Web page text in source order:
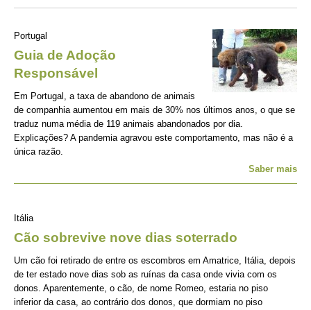
Portugal
Guia de Adoção
Responsável
Em Portugal, a taxa de abandono de animais
de companhia aumentou em mais de 30% nos últimos anos, o que se
traduz numa média de 119 animais abandonados por dia.
Explicações? A pandemia agravou este comportamento, mas não é a
única razão.
Saber mais
Itália
Cão sobrevive nove dias soterrado
Um cão foi retirado de entre os escombros em Amatrice, Itália, depois
de ter estado nove dias sob as ruínas da casa onde vivia com os
donos. Aparentemente, o cão, de nome Romeo, estaria no piso
inferior da casa, ao contrário dos donos, que dormiam no piso